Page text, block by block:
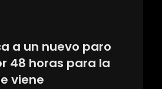
a un nuevo paro
48 horas para la
viene